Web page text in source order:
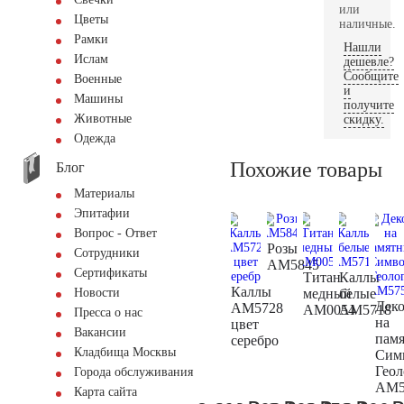
Цветы
Рамки
Ислам
Военные
Машины
Животные
Одежда
Блог
Материалы
Эпитафии
Вопрос - Ответ
Сотрудники
Сертификаты
Новости
Пресса о нас
Вакансии
Кладбища Москвы
Города обслуживания
Карта сайта
или
наличные.
Нашли
дешевле?
Сообщите
и
получите
скидку.
Похожие товары
Каллы
AM5728
цвет
серебро
Розы
AM5845
Титан
медный
AM0054
Каллы
белые
AM5718
на